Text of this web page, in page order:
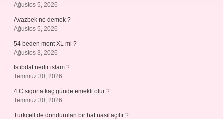
Ağustos 5, 2026
Avazbek ne demek ?
Ağustos 5, 2026
54 beden mont XL mi ?
Ağustos 3, 2026
Istibdat nedir islam ?
Temmuz 30, 2026
4 C sigorta kaç günde emekli olur ?
Temmuz 30, 2026
Turkcell’de dondurulan bir hat nasıl açılır ?